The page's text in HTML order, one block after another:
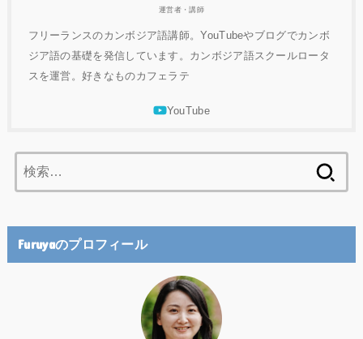
運営者・講師
フリーランスのカンボジア語講師。YouTubeやブログでカンボ
ジア語の基礎を発信しています。カンボジア語スクールロータ
スを運営。好きなものカフェラテ
索:
Furuyaのプロフィール